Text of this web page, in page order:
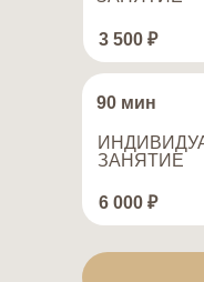
3 500 ₽
6 000 ₽
90 мин
ЗАНЯТИЕ